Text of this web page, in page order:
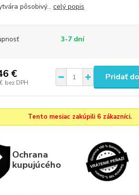
pôsobivý... celý popis
3-7 dní
€
bez DPH
Pridať
Tento mesiac zakúpili 6 zákazníci.
Ochrana
kupujúcého